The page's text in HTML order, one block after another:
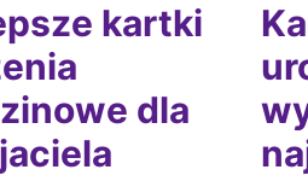
kartki
dla